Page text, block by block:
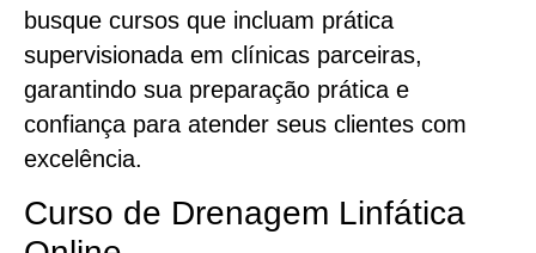
busque cursos que incluam prática
supervisionada em clínicas parceiras,
garantindo sua preparação prática e
confiança para atender seus clientes com
excelência.
Curso de Drenagem Linfática